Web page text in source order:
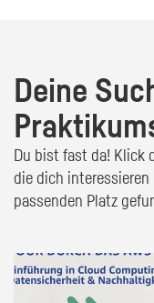
Deine
Du bist fast da! Klick
die dich
passenden Platz